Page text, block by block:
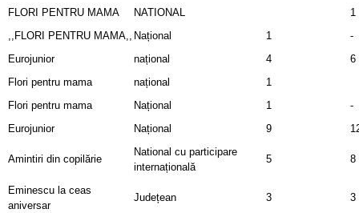
FLORI PENTRU MAMA NATIONAL
1
,,FLORI PENTRU MAMA,, Național 1
-
Eurojunior
național 4
6
Flori pentru mama
național
1
Flori pentru mama
Național 1
-
Eurojunior
Național 9
Amintiri din copilărie
National cu participare
internațională
5 8
Eminescu la ceas
aniversar
Județean 3 3